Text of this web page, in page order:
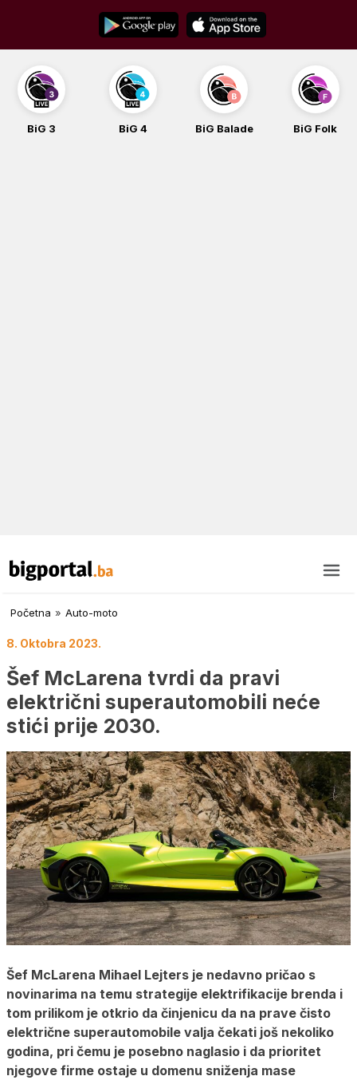
content
BiG 3 BiG 4 BiG Balade BiG Folk
Početna » Auto-moto
8. Oktobra 2023.
Šef McLarena tvrdi da pravi
električni superautomobili neće
stići prije 2030.
Šef McLarena Mihael Lejters je nedavno pričao s
novinarima na temu strategije elektrifikacije brenda i
tom prilikom je otkrio da činjenicu da na prave čisto
električne superautomobile valja čekati još nekoliko
godina, pri čemu je posebno naglasio i da prioritet
njegove firme ostaje u domenu sniženja mase